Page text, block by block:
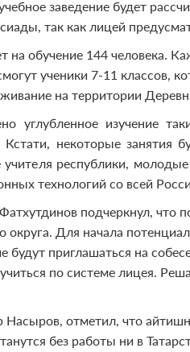
заведение будет
так как лицей
на обучение 144 человека.
ученики 7-11 классов,
на территории
углубленное изучение
Кстати, некоторые
республики,
технологий со всей
подчеркнул, что
округа. Для начала
будут приглашаться на
по системе лицея.
отметил, что
без работы ни в